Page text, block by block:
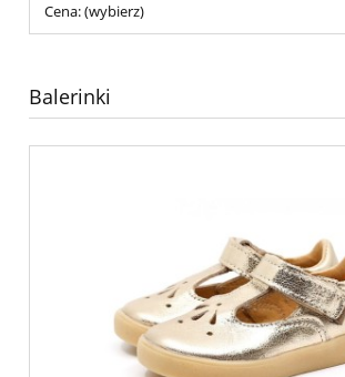
Cena: (wybierz)
Balerinki